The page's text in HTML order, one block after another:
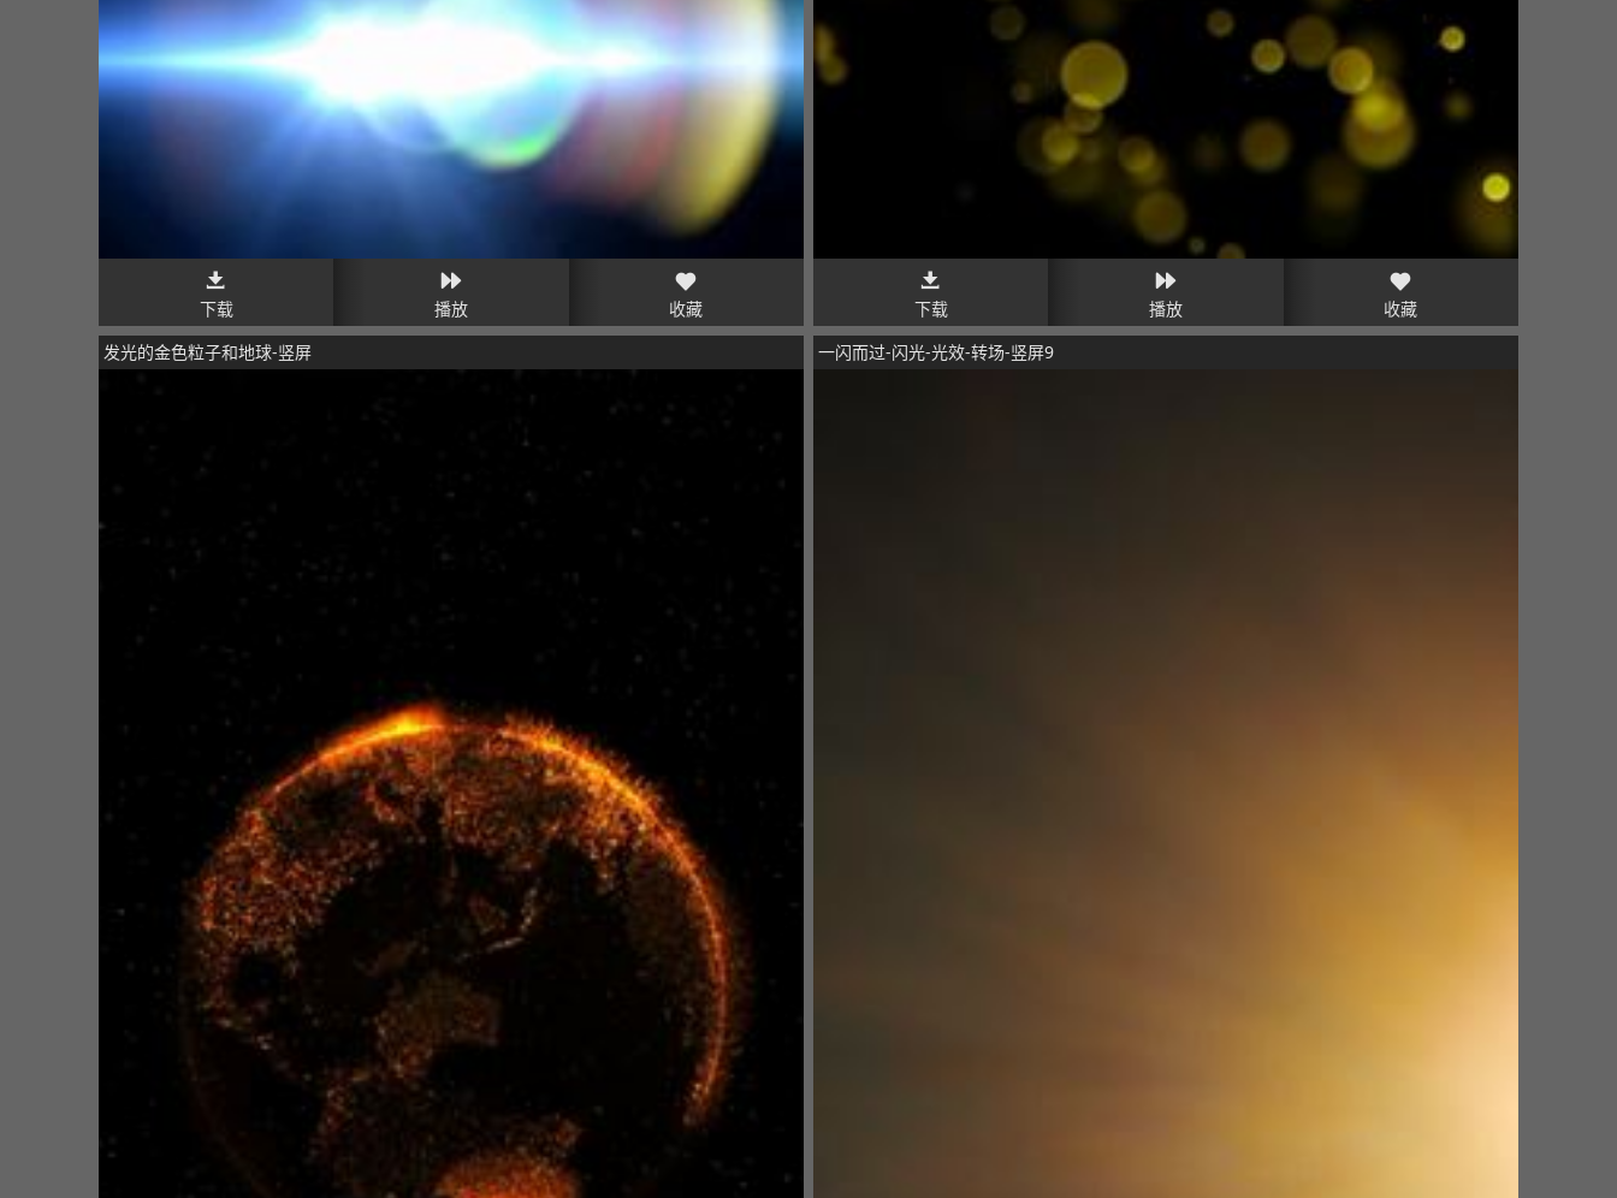
下载 播放 收藏 下载 播放
收藏
发光的金色粒子和地球-竖屏
一闪而过-闪光-光效-转场-竖屏9